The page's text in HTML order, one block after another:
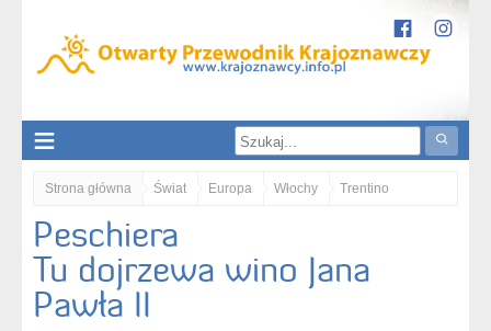
Strona główna Świat Europa Włochy Trentino
Peschiera. Tu dojrzewa wino Jana Pawła II
Peschiera
Tu dojrzewa wino Jana
Pawła II